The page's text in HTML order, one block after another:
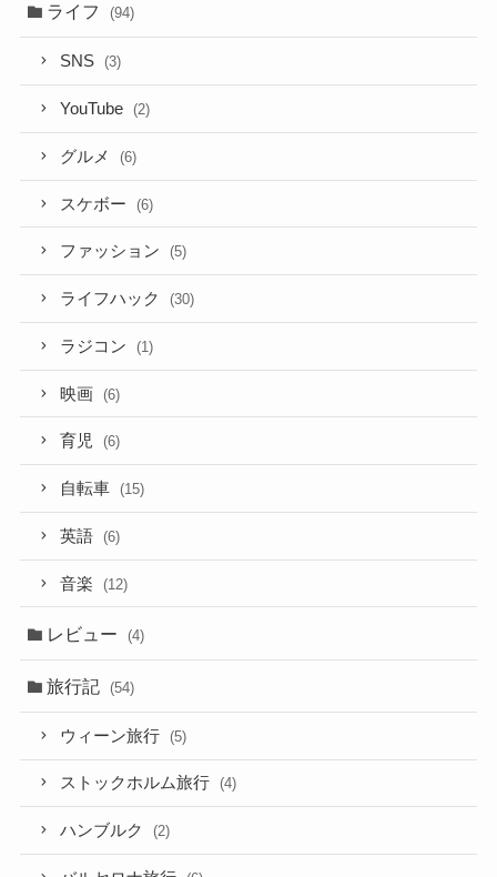
ライフ (94)
SNS (3)
YouTube (2)
グルメ (6)
スケボー (6)
ファッション (5)
ライフハック (30)
ラジコン (1)
映画 (6)
育児 (6)
自転車 (15)
英語 (6)
音楽 (12)
レビュー (4)
旅行記 (54)
ウィーン旅行 (5)
ストックホルム旅行 (4)
ハンブルク (2)